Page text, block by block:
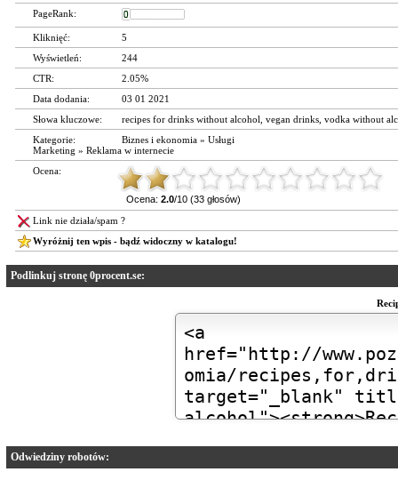
PageRank:
Kliknięć:
5
Wyświetleń:
244
CTR:
2.05%
Data dodania:
03 01 2021
Słowa kluczowe:
recipes for drinks without alcohol vegan drinks vodka without
Kategorie:
Biznes i ekonomia » Usługi
Marketing » Reklama w internecie
Ocena:
Ocena: 2.0/10 (33 głosów)
Link nie działa/spam ?
Wyróżnij ten wpis - bądź widoczny w katalogu!
Podlinkuj stronę 0procent.se:
Odwiedziny robotów: